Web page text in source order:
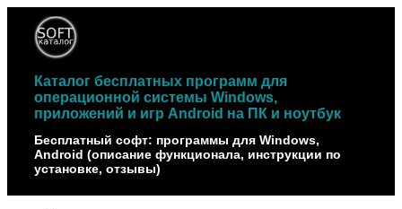
Наверх
Каталог бесплатных программ для
операционной системы Windows,
приложений и игр Android на ПК и ноутбук
Бесплатный софт: программы для Windows,
Android (описание функционала, инструкции по
установке, отзывы)